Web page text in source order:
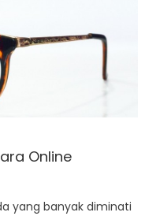
Online
yang banyak diminati